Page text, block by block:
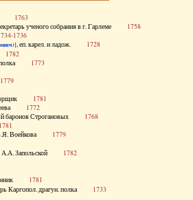
1763
ученого собрания в г. Гарлеме 1758
1736
, еп. карел. и ладож. 1728
1782
полка 1773
1779
1781
1772
баронов Строгановых 1768
1781
Воейкова 1779
А.А. Запольской 1782
1781
Каргопол. драгун. полка 1733